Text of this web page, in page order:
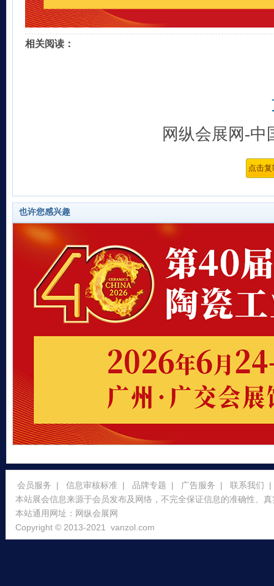
相关阅读：
网纵会展网-中
也许您感兴趣
会员服务 | 信息审核标准 | 品牌专题 | 广告服务 | 联系我们
|
本站展会信息来源于会员发布及网络，不完全保证信息的准确性、
本站通用网址： 网纵会展网
Copyright © 2013-2021 vanzol.com